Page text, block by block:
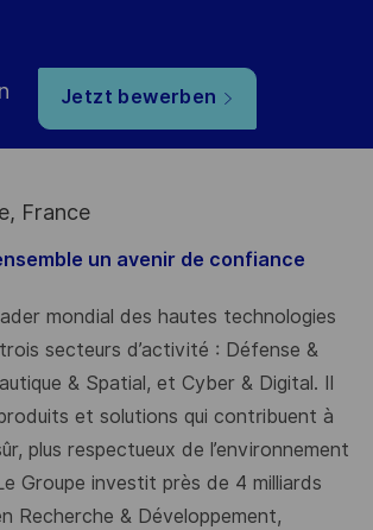
Jetzt bewerben
France
un avenir de confiance
mondial des hautes technologies
secteurs d’activité : Défense &
& Spatial, et Cyber & Digital. Il
et solutions qui contribuent à
plus respectueux de l’environnement
Groupe investit près de 4 milliards
Recherche & Développement,